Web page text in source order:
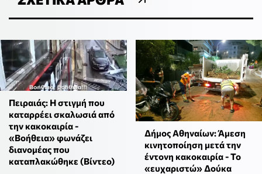
Πειραιάς: Η στιγμή που
καταρρέει σκαλωσιά από
την κακοκαιρία -
«Βοήθεια» φωνάζει
διανομέας που
καταπλακώθηκε (Βίντεο)
Δήμος Αθηναίων: Άμεση
κινητοποίηση μετά την
έντονη κακοκαιρία - Το
«ευχαριστώ» Δούκα